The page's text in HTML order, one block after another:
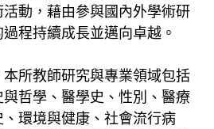
動，藉由參與國內外學術研
程持續成長並邁向卓越。
所教師研究與專業領域包括
哲學、醫學史、性別、醫療
環境與健康、社會流行病